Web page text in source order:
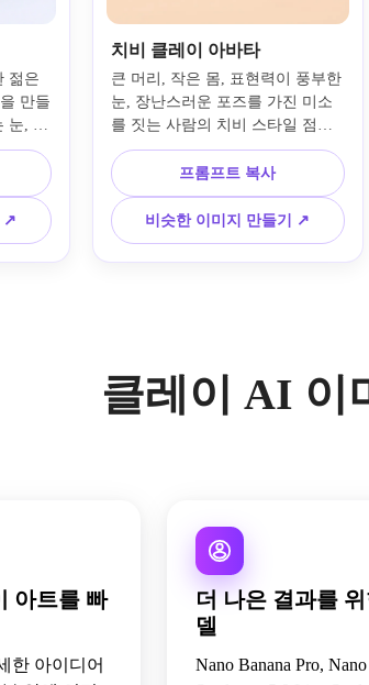
젊은
만들
눈, 장
이 있
림,
운 스
끄러
은 배
미적,
↗
치비 클레이 아바타
큰 머리, 작은 몸, 표현력이 풍부한
눈, 장난스러운 포즈를 가진 미소
를 짓는 사람의 치비 스타일 점토
아바타 초상화를 생성합니다. 부드
럽고 다채로운 점토 질감, 밝지만
부드러운 조명, 부드러운 그림자,
광택이 나는 수제 마감, 미니멀한
스튜디오 배경, 캔디 톤 팔레트, 장
난감 같은 매력, 선명한 디테일, 사
프롬프트 복사
비슷한 이미지 만들기 ↗
클레이 AI 이
아트를 빠
한 아이디어
더 나은 결과를
델
Nano Banana Pro,